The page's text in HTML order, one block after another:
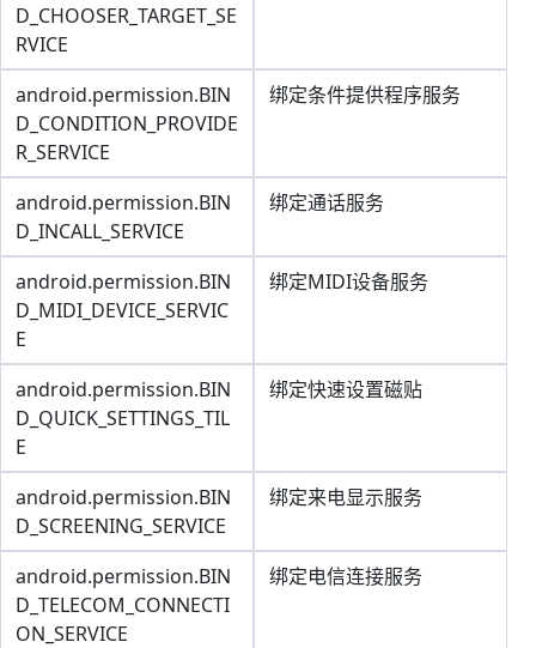
D_CHOOSER_TARGET_SE
RVICE
android.permission.BIN
D_CONDITION_PROVIDE
R_SERVICE
绑定条件提供程序服务
android.permission.BIN
D_INCALL_SERVICE
绑定通话服务
android.permission.BIN
D_MIDI_DEVICE_SERVIC
E
绑定MIDI设备服务
android.permission.BIN
D_QUICK_SETTINGS_TIL
E
绑定快速设置磁贴
android.permission.BIN
D_SCREENING_SERVICE
绑定来电显示服务
android.permission.BIN
D_TELECOM_CONNECTI
ON_SERVICE
绑定电信连接服务